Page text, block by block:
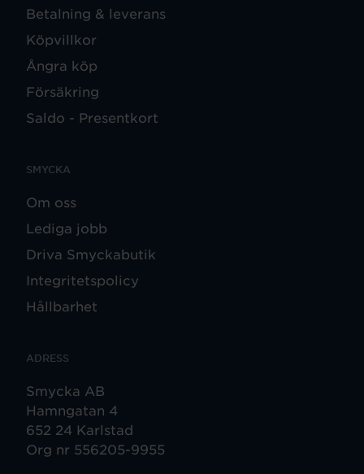
Betalning & leverans
Köpvillkor
Ångra köp
Försäkring
Saldo - Presentkort
SMYCKA
Om oss
Lediga jobb
Driva Smyckabutik
Integritetspolicy
Hållbarhet
ADRESS
Smycka AB
Hamngatan 4
652 24 Karlstad
Org nr 556205-9955